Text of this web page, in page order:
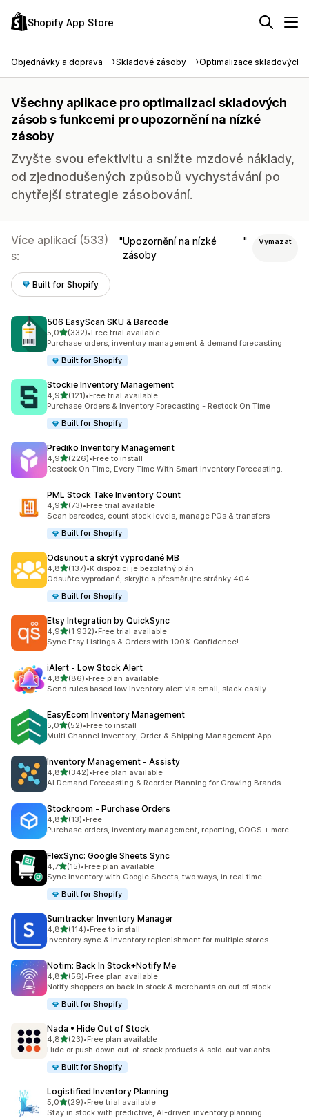
Shopify App Store
Objednávky a doprava Skladové zásoby Optimalizace skladových
Všechny aplikace pro optimalizaci skladových
zásob s funkcemi pro upozornění na nízké
zásoby
Zvyšte svou efektivitu a snižte mzdové náklady,
od zjednodušených způsobů vychystávání po
chytřejší strategie zásobování.
Více aplikací (533)
s:
Upozornění na nízké
zásoby
Vymazat
Built for Shopify
506 EasyScan SKU & Barcode
5,0z 5 hvězd
(332)
Celkový počet recenzí: 332
•Free trial available
Purchase orders, inventory management & demand forecasting
Built for Shopify
Stockie Inventory Management
4,9z 5 hvězd
(121)
Celkový počet recenzí: 121
•Free trial available
Purchase Orders & Inventory Forecasting - Restock On Time
Built for Shopify
Prediko Inventory Management
4,9z 5 hvězd
(226)
Celkový počet recenzí: 226
•Free to install
Restock On Time, Every Time With Smart Inventory Forecasting.
PML Stock Take Inventory Count
4,9z 5 hvězd
(73)
Celkový počet recenzí: 73
•Free trial available
Scan barcodes, count stock levels, manage POs & transfers
Built for Shopify
Odsunout a skrýt vyprodané MB
4,8z 5 hvězd
(137)
Celkový počet recenzí: 137
•K dispozici je bezplatný plán
Odsuňte vyprodané, skryjte a přesměrujte stránky 404
Built for Shopify
Etsy Integration by QuickSync
4,9z 5 hvězd
(1 932)
Celkový počet recenzí: 1932
•Free trial available
Sync Etsy Listings & Orders with 100% Confidence!
iAlert ‑ Low Stock Alert
4,8z 5 hvězd
(86)
Celkový počet recenzí: 86
•Free plan available
Send rules based low inventory alert via email, slack easily
EasyEcom Inventory Management
5,0z 5 hvězd
(52)
Celkový počet recenzí: 52
•Free to install
Multi Channel Inventory, Order & Shipping Management App
Inventory Management ‑ Assisty
4,8z 5 hvězd
(342)
Celkový počet recenzí: 342
•Free plan available
AI Demand Forecasting & Reorder Planning for Growing Brands
Stockroom ‑ Purchase Orders
4,8z 5 hvězd
(13)
Celkový počet recenzí: 13
•Free
Purchase orders, inventory management, reporting, COGS + more
FlexSync: Google Sheets Sync
4,7z 5 hvězd
(15)
Celkový počet recenzí: 15
•Free plan available
Sync inventory with Google Sheets, two ways, in real time
Built for Shopify
Sumtracker Inventory Manager
4,8z 5 hvězd
(114)
Celkový počet recenzí: 114
•Free to install
Inventory sync & Inventory replenishment for multiple stores
Notim: Back In Stock+Notify Me
4,8z 5 hvězd
(56)
Celkový počet recenzí: 56
•Free plan available
Notify shoppers on back in stock & merchants on out of stock
Built for Shopify
Nada • Hide Out of Stock
4,8z 5 hvězd
(23)
Celkový počet recenzí: 23
•Free plan available
Hide or push down out-of-stock products & sold-out variants.
Built for Shopify
Logistified Inventory Planning
5,0z 5 hvězd
(29)
Celkový počet recenzí: 29
•Free trial available
Stay in stock with predictive, AI-driven inventory planning